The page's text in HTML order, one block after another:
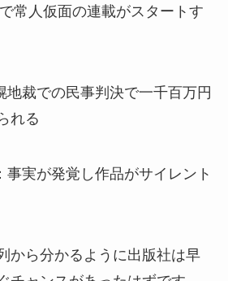
常人仮面の連載がスタートす
地裁での民事判決で一千百万円
れる
事実が発覚し作品がサイレント
から分かるように出版社は早